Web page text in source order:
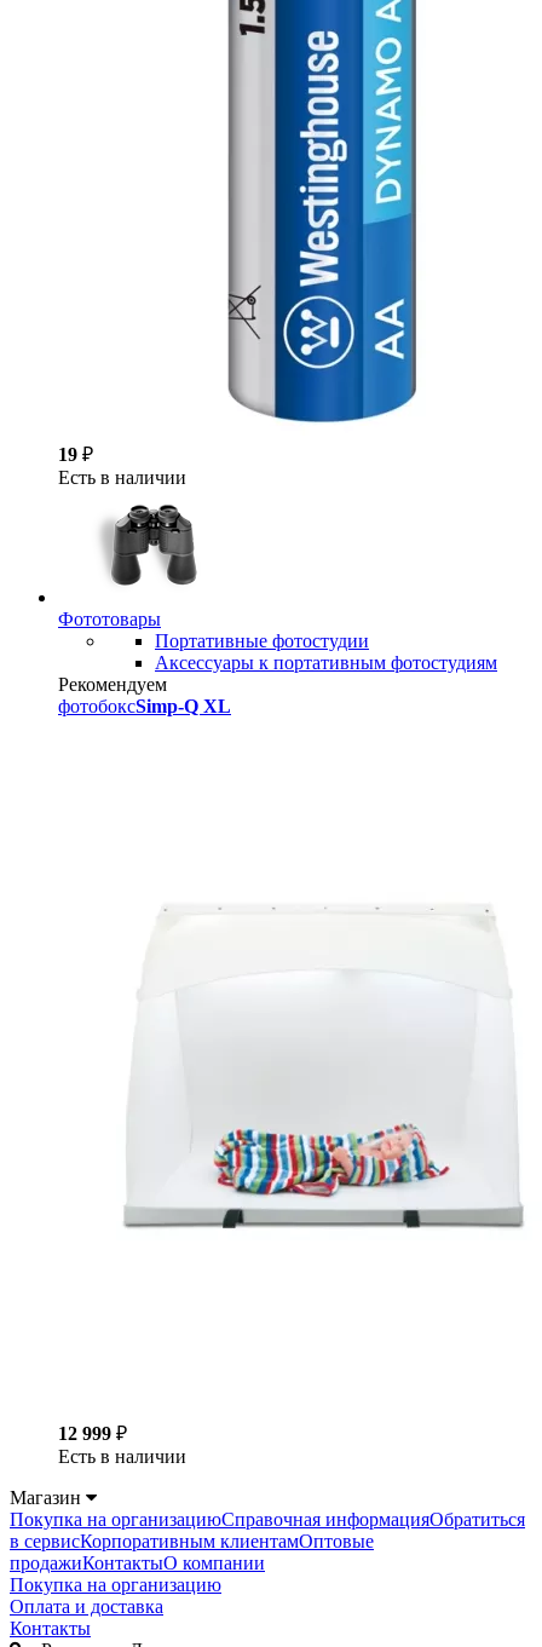
19 ₽
Есть в наличии
Фототовары
Портативные фотостудии
Аксессуары к портативным фотостудиям
Рекомендуем
фотобоксSimp-Q XL
12 999 ₽
Есть в наличии
Магазин
Покупка на организациюСправочная информацияОбратиться
в сервисКорпоративным клиентамОптовые
продажиКонтактыО компании
Покупка на организацию
Оплата и доставка
Контакты